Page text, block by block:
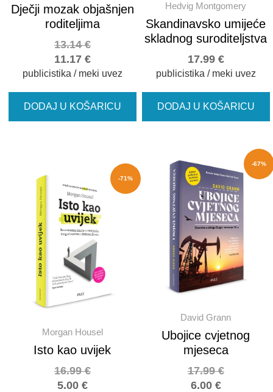
Dječji mozak objašnjen
roditeljima
11.17 €
13.14€
publicistika / meki uvez
DODAJ U KOŠARICU
Hedvig Montgomery
Skandinavsko umijeće
skladnog suroditeljstva
17.99 €
publicistika / meki uvez
DODAJ U KOŠARICU
-71%
Morgan Housel
Isto kao uvijek
5.00 €
16.99€
-67%
David Grann
Ubojice cvjetnog
mjeseca
6.00 €
17.99€